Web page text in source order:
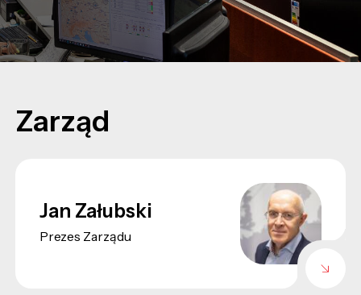
Zarząd
Jan Załubski
Prezes Zarządu